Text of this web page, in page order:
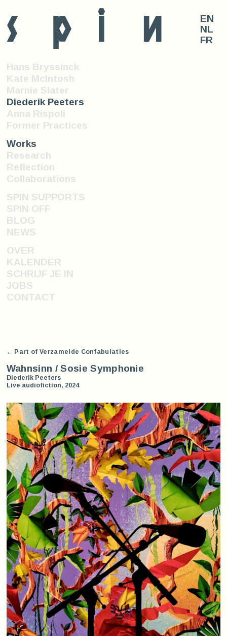
s p i n
Hans Bryssinck
Kate McIntosh
Marnie Slater
Diederik Peeters
Anna Rispoli
Former Practices
Works
Research
Reflection
Collaborations
SPIN SUPPORTS
SPIN OFF
BLOG
NEWS
OVER
KALENDER
SCHRIJF JE IN
JOBS
CONTACT
EN
NL
FR
← Part of Verzamelde Confabulaties
Wahnsinn / Sosie Symphonie
Diederik Peeters
Live audiofiction, 2024